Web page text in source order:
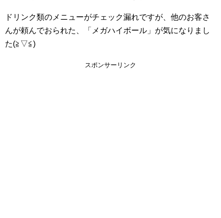
ドリンク類のメニューがチェック漏れですが、他のお客さ
んが頼んでおられた、「メガハイボール」が気になりまし
た(≧▽≦)
スポンサーリンク